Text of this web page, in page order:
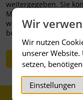
Wir
Wir nutzen
unserer
setzen,
Einstellungen
weitergegeben. Sie
Mail an uns
willigen Sie in den
bestätigen die